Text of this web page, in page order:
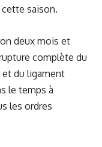
saison.
deux mois et
complète du
du ligament
le temps à
les ordres